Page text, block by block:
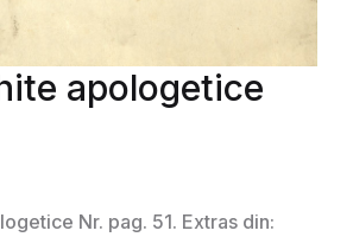
apologetice
Nr. pag. 51. Extras din: